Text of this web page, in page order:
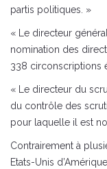
partis politiques. »
« Le directeur
nomination des
338 circonscriptions
« Le directeur du
du contrôle des
pour laquelle il est
Contrairement à
Etats-Unis